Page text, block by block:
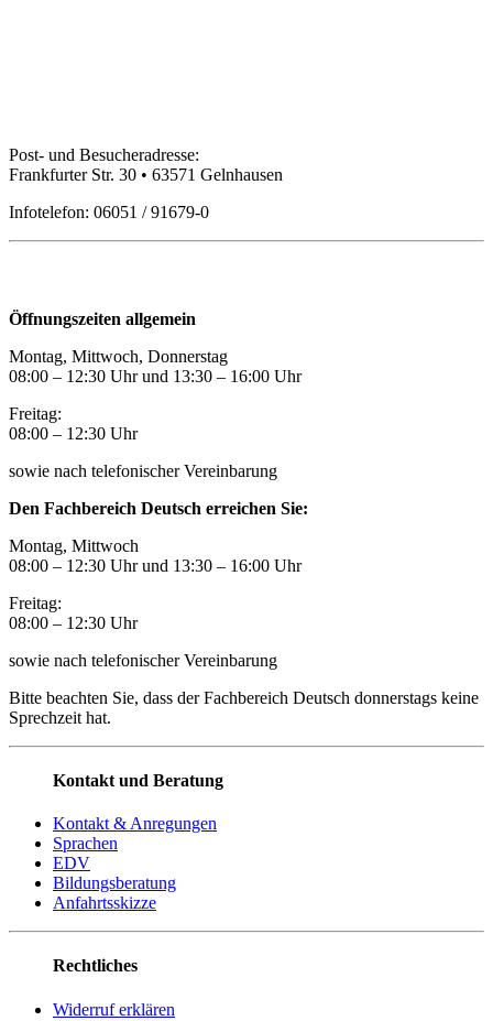
Post- und Besucheradresse:
Frankfurter Str. 30 • 63571 Gelnhausen
Infotelefon: 06051 / 91679-0
Öffnungszeiten allgemein
Montag, Mittwoch, Donnerstag
08:00 – 12:30 Uhr und 13:30 – 16:00 Uhr
Freitag:
08:00 – 12:30 Uhr
sowie nach telefonischer Vereinbarung
Den Fachbereich Deutsch erreichen Sie:
Montag, Mittwoch
08:00 – 12:30 Uhr und 13:30 – 16:00 Uhr
Freitag:
08:00 – 12:30 Uhr
sowie nach telefonischer Vereinbarung
Bitte beachten Sie, dass der Fachbereich Deutsch donnerstags keine
Sprechzeit hat.
Kontakt und Beratung
Kontakt & Anregungen
Sprachen
EDV
Bildungsberatung
Anfahrtsskizze
Rechtliches
Widerruf erklären